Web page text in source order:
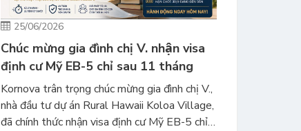
25/06/2026
Chúc mừng gia đình chị V. nhận visa
định cư Mỹ EB-5 chỉ sau 11 tháng
Kornova trân trọng chúc mừng gia đình chị V.,
nhà đầu tư dự án Rural Hawaii Koloa Village,
đã chính thức nhận visa định cư Mỹ EB-5 chỉ